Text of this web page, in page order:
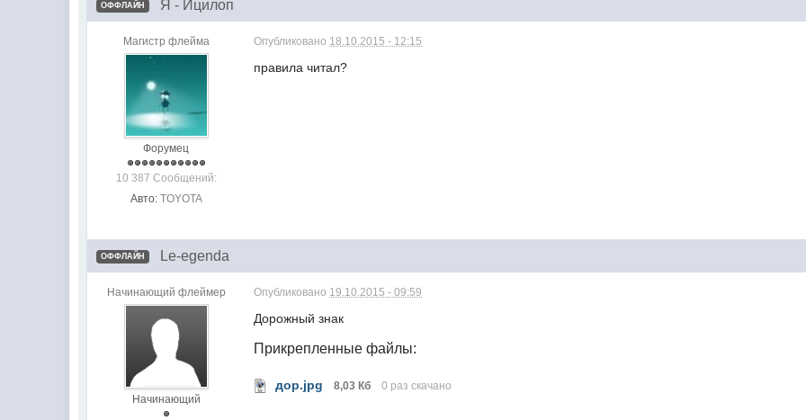
ОФФЛАЙН Я - Ицилоп
Магистр флейма
Форумец
10 387 Сообщений:
Авто: TOYOTA
Опубликовано 18.10.2015 - 12:15
правила читал?
ОФФЛАЙН Le-egenda
Начинающий флеймер
Начинающий
Опубликовано 19.10.2015 - 09:59
Дорожный знак
Прикрепленные файлы:
дор.jpg 8,03 Кб 0 раз скачано